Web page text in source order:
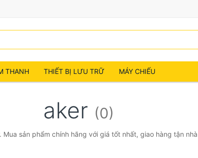
THANH THIẾT BỊ LƯU TRỮ MÁY CHIẾU
aker (0)
sản phẩm chính hãng với giá tốt nhất, giao hàng tận